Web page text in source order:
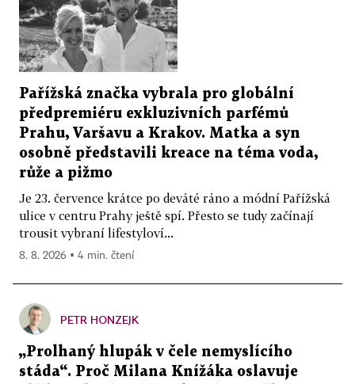
Pařížská značka vybrala pro globální
předpremiéru exkluzivních parfémů
Prahu, Varšavu a Krakov. Matka a syn
osobně představili kreace na téma voda,
růže a pižmo
Je 23. července krátce po deváté ráno a módní Pařížská
ulice v centru Prahy ještě spí. Přesto se tudy začínají
trousit vybraní lifestyloví...
8. 8. 2026 ▪ 4 min. čtení
PETR HONZEJK
„Prolhaný hlupák v čele nemyslícího
stáda“. Proč Milana Knížáka oslavuje